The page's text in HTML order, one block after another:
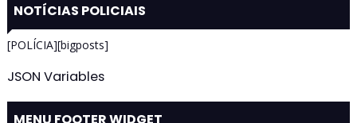
NOTÍCIAS POLICIAIS
[POLÍCIA][bigposts]
JSON Variables
MENU FOOTER WIDGET